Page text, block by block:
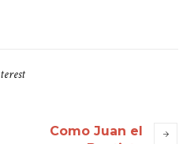
Como Juan el